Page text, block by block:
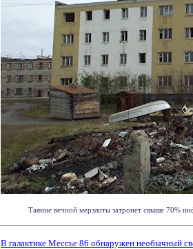
Таяние вечной мерзлоты затронет свыше 70%
В галактике Мессье 86 обнаружен необычный